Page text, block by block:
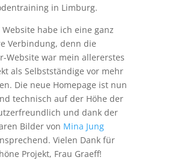
in Limburg.
habe ich eine ganz
Verbindung, denn die
Website war mein allererstes
als Selbstständige vor mehr
Die neue Homepage ist nun
technisch auf der Höhe der
und dank der
Bilder von Mina Jung
Vielen Dank für
Projekt, Frau Graeff!